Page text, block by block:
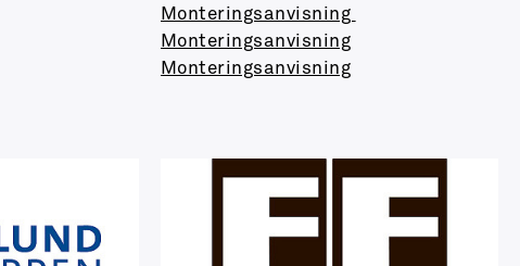
Monteringsanvisning
Monteringsanvisning
Monteringsanvisning